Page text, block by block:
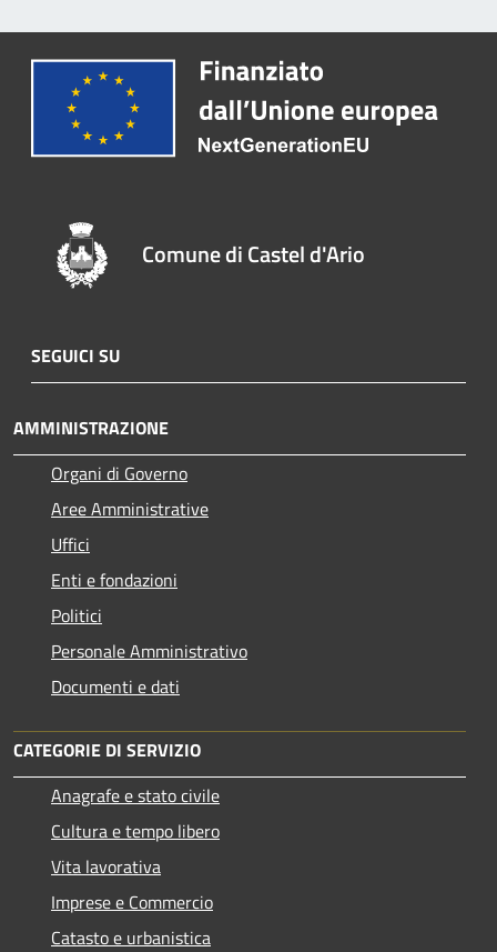
Comune di Castel d'Ario
SEGUICI SU
AMMINISTRAZIONE
Organi di Governo
Aree Amministrative
Uffici
Enti e fondazioni
Politici
Personale Amministrativo
Documenti e dati
CATEGORIE DI SERVIZIO
Anagrafe e stato civile
Cultura e tempo libero
Vita lavorativa
Imprese e Commercio
Catasto e urbanistica